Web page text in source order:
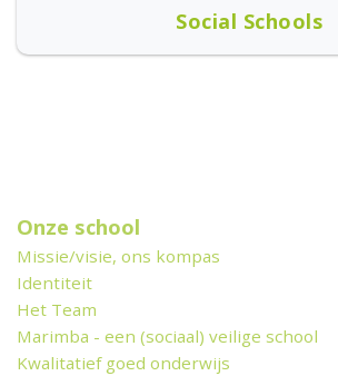
Social Schools
Onze school
Missie/visie, ons kompas
Identiteit
Het Team
Marimba - een (sociaal) veilige school
Kwalitatief goed onderwijs